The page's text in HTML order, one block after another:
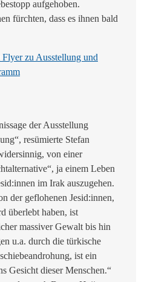
aufgehoben.
fürchten, dass es ihnen bald
der Ausstellung
resümierte Stefan
von einer
ja einem Leben
im Irak auszugehen.
der geflohenen Jesid:innen,
überlebt haben, ist
massiver Gewalt bis hin
u.a. durch die türkische
ist ein
Gesicht dieser Menschen.“